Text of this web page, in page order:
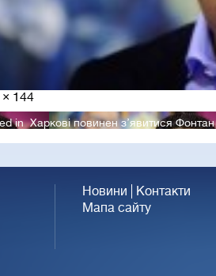
144
in Харкові повинен з’явитися
Новини
Контакти
Мапа сайту